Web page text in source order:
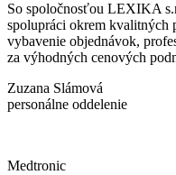
So spoločnosťou LEXIKA
spolupráci okrem kvalitných
vybavenie objednávok,
za výhodných cenových
Zuzana Slámová
personálne oddelenie
Medtronic